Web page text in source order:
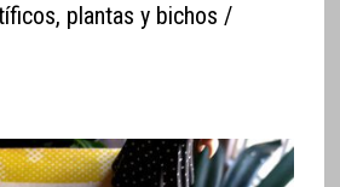
plantas y bichos /